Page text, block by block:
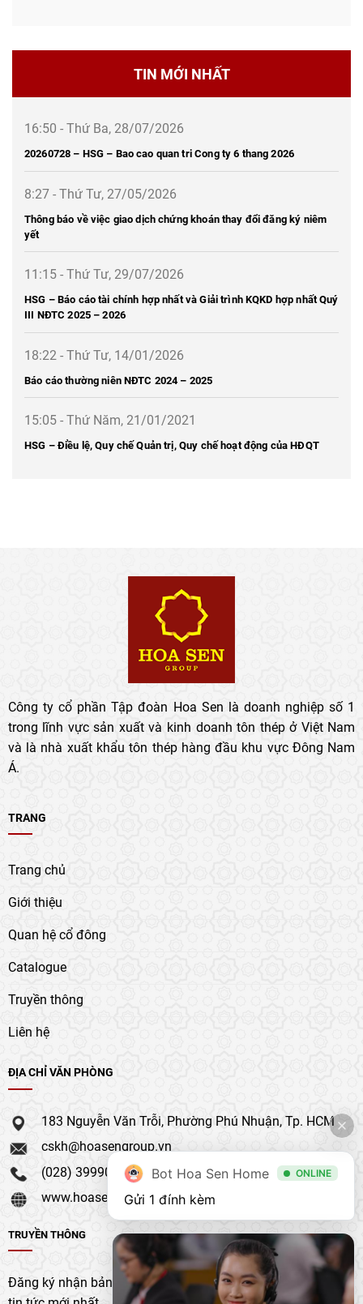
TIN MỚI NHẤT
16:50 - Thứ Ba, 28/07/2026
20260728 – HSG – Bao cao quan tri Cong ty 6 thang 2026
8:27 - Thứ Tư, 27/05/2026
Thông báo về việc giao dịch chứng khoán thay đổi đăng ký niêm
yết
11:15 - Thứ Tư, 29/07/2026
HSG – Báo cáo tài chính hợp nhất và Giải trình KQKD hợp nhất Quý
III NĐTC 2025 – 2026
18:22 - Thứ Tư, 14/01/2026
Báo cáo thường niên NĐTC 2024 – 2025
15:05 - Thứ Năm, 21/01/2021
HSG – Điều lệ, Quy chế Quản trị, Quy chế hoạt động của HĐQT
Công ty cổ phần Tập đoàn Hoa Sen là doanh nghiệp số 1
trong lĩnh vực sản xuất và kinh doanh tôn thép ở Việt Nam
và là nhà xuất khẩu tôn thép hàng đầu khu vực Đông Nam
Á.
TRANG
Trang chủ
Giới thiệu
Quan hệ cổ đông
Catalogue
Truyền thông
Liên hệ
ĐỊA CHỈ VĂN PHÒNG
183 Nguyễn Văn Trỗi, Phường Phú Nhuận, Tp. HCM
cskh@hoasengroup.vn
(028) 39990 111
www.hoasengroup.vn
TRUYỀN THÔNG
Đăng ký nhận bản tin của chúng tôi để nhận bản cập nhật &
Bot Hoa Sen Home ONLINE
Gửi 1 đính kèm